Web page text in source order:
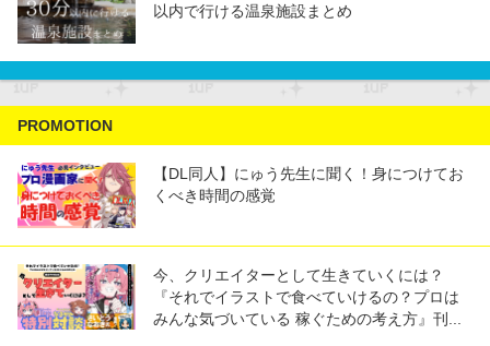
以内で行ける温泉施設まとめ
PROMOTION
【DL同人】にゅう先生に聞く！身につけてお
くべき時間の感覚
今、クリエイターとして生きていくには？
『それでイラストで食べていけるの？プロは
みんな気づいている 稼ぐための考え方』刊...